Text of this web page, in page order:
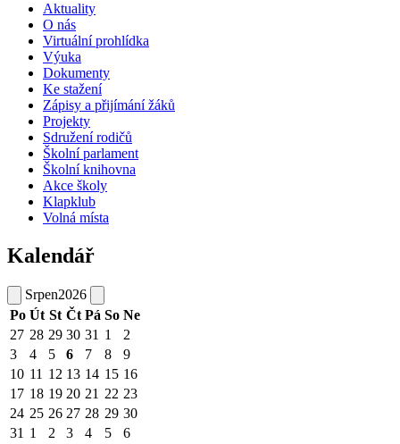
Aktuality
O nás
Virtuální prohlídka
Výuka
Dokumenty
Ke stažení
Zápisy a přijímání žáků
Projekty
Sdružení rodičů
Školní parlament
Školní knihovna
Akce školy
Klapklub
Volná místa
Kalendář
Srpen2026
Po Út St Čt Pá So Ne
27 28 29 30 31 1
2
3
4 5 6 7 8
9
10 11 12 13 14 15 16
17 18 19 20 21 22 23
24 25 26 27 28 29 30
31 1 2 3 4 5 6